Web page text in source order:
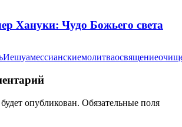
Хануки: Чудо Божьего света
Иешуамессианскиемолитваосвящение
опубликован. Обязательные поля